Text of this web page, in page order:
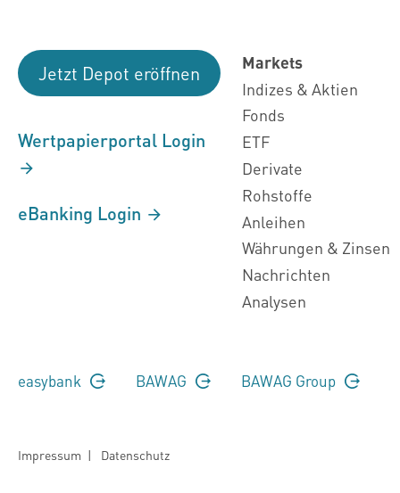
Jetzt Depot eröffnen
Wertpapierportal Login
eBanking Login
Markets
Indizes & Aktien
Fonds
ETF
Derivate
Rohstoffe
Anleihen
Währungen & Zinsen
Nachrichten
Analysen
easybank BAWAG BAWAG Group
Impressum | Datenschutz